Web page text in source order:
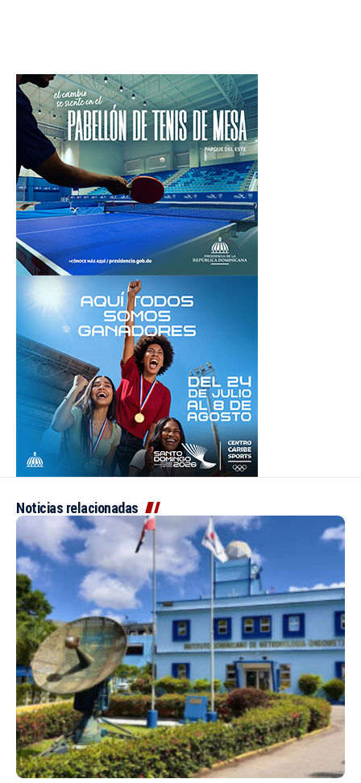
Noticias relacionadas